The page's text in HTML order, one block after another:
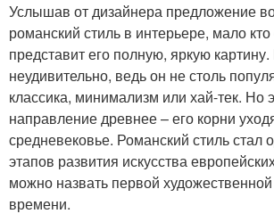
Услышав от дизайнера предложение
романский стиль в интерьере, мало
представит его полную, яркую
неудивительно, ведь он не столь
классика, минимализм или хай-тек. Но
направление древнее – его корни
средневековье. Романский стиль стал
этапов развития искусства
можно назвать первой
времени.